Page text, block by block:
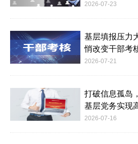
2026-07-23
基层填报压力
悄改变干部考
2026-07-21
打破信息孤岛
基层党务实现
2026-07-16